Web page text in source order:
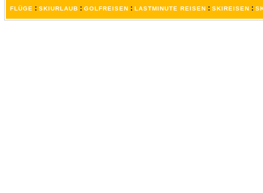
FLÜGE : SKIURLAUB : GOLFREISEN : LASTMINUTE REISEN : SKIREISEN :